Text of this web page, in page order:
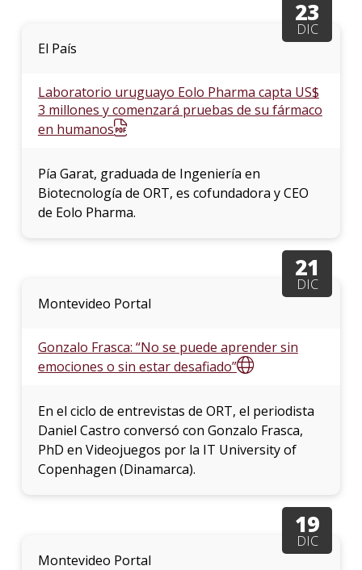
La
23
DIC
El País
Laboratorio uruguayo Eolo Pharma capta US$
3 millones y comenzará pruebas de su fármaco
en humanos
Pía Garat, graduada de Ingeniería en
Biotecnología de ORT, es cofundadora y CEO
de Eolo Pharma.
21
DIC
Montevideo Portal
Gonzalo Frasca: “No se puede aprender sin
emociones o sin estar desafiado”
En el ciclo de entrevistas de ORT, el periodista
Daniel Castro conversó con Gonzalo Frasca,
PhD en Videojuegos por la IT University of
Copenhagen (Dinamarca).
19
DIC
Montevideo Portal